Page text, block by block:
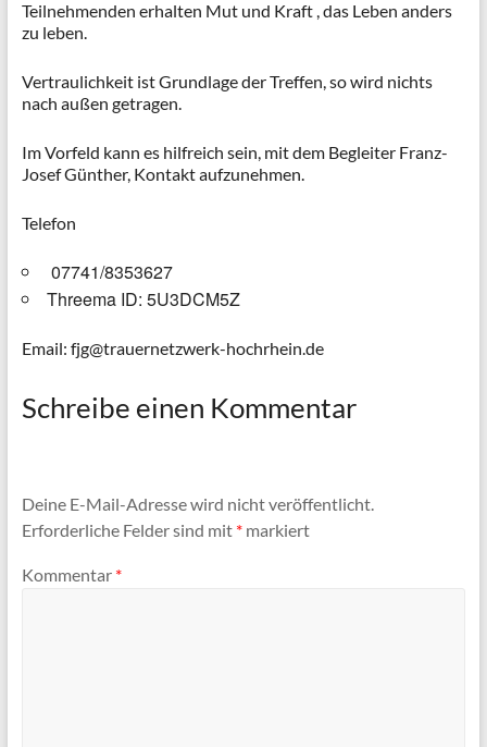
Teilnehmenden erhalten Mut und Kraft , das Leben anders
zu leben.
Vertraulichkeit ist Grundlage der Treffen, so wird nichts
nach außen getragen.
Im Vorfeld kann es hilfreich sein, mit dem Begleiter Franz-
Josef Günther, Kontakt aufzunehmen.
Telefon
07741/8353627
Threema ID: 5U3DCM5Z
Email: fjg@trauernetzwerk-hochrhein.de
Schreibe einen Kommentar
Deine E-Mail-Adresse wird nicht veröffentlicht.
Erforderliche Felder sind mit *markiert
Kommentar *